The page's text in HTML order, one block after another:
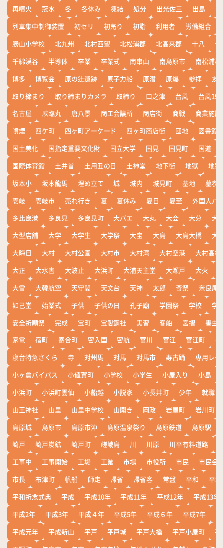
再噴火
冠水 冬 冬休み 凍結 処分 出光佐三 出島
列車集中制御装置
初セリ 初売り 初詣 利用者 労働組合
勝山小学校
北九州 北村西望 北松浦郡 北高来郡 十八
十
千綿渓谷
半導体 卒業 卒業式 南串山 南島原市
南松浦郡
博多
博覧会 原の辻遺跡 原子力船 原潜 原爆 参拝
友
取り締まり
取り締まりカメラ 取締り 口之津 台風
台風19
名古屋
咸臨丸 唐八景 商工会議所 商店街 商戦
商業施設
噴煙
四ケ町 四ヶ町アーケード 四ヶ町商店街 団地
図書館
国土美化
国指定重要文化財 国立大学 国見 国見町 国道
国際体育館
土井首 土用丑の日 土神堂 地下街 地獄
地獄
坂本小
坂本龍馬 埋め立て 城 城内 城見町 基地
墓参
壱岐
壱岐市 売れ行き 夏 夏休み 夏日 夏至
外国人バ
多比良港
多良見 多良見町 大バエ 大丸 大会 大分
大
大型店舗
大学 大学生 大学祭 大宝 大島 大島大橋
大
大晦日
大村 大村公園 大村市 大村湾 大村空港
大村高校
大正
大水害 大波止 大浜町 大浦天主堂 大瀬戸 大火
大雪
大韓航空 天守閣 天文台 天神 太郎 奇祭
奈良尾
如己堂
始業式 子供 子供の日 孔子廟 学園祭 学校
学
安全祈願祭
完成 宝町 宝製鋼社 実習 客船 宮摺
害虫
家電
宿町 寄合町 密入国 密航 富川 富江 富江町
寝台特急さくら
寺 対州馬 対馬 対馬市 寿古踊
専用レー
小ヶ倉バイパス
小値賀町 小学校 小学生 小屋入り 小島
小浜町
小浜町雲仙 小船越 小説家 小長井町 少年
就職
山王神社
山里 山里中学校 山開き 岡政 岩屋町
岩川町
島原城
島原市 島原市沖 島原温泉祭り 島原鉄道 島原駅
崎戸
崎戸炭鉱 崎戸町 嵯峨島 川 川原 川平有料道路
工事中
工事開始 工場 工業 市場 市役所 市民
市民会
市長
布津町 帆船 師走 帰省 帰省客 常盤 平和
平
平和祈念式典
平成 平成10年 平成11年 平成12年
平成13年
平成2年
平成3年 平成４年 平成5年 平成６年 平成7年
平成元年
平成新山 平戸 平戸城 平戸大橋 平戸小屋町
平